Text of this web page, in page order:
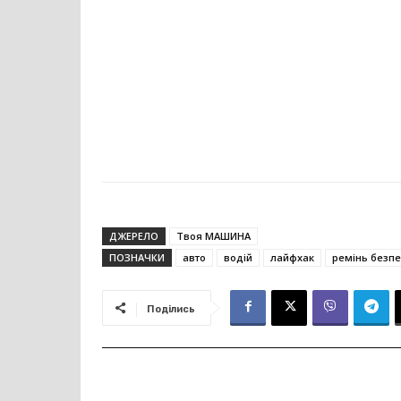
ДЖЕРЕЛО
Твоя МАШИНА
ПОЗНАЧКИ
авто водій лайфхак ремінь
Поділись